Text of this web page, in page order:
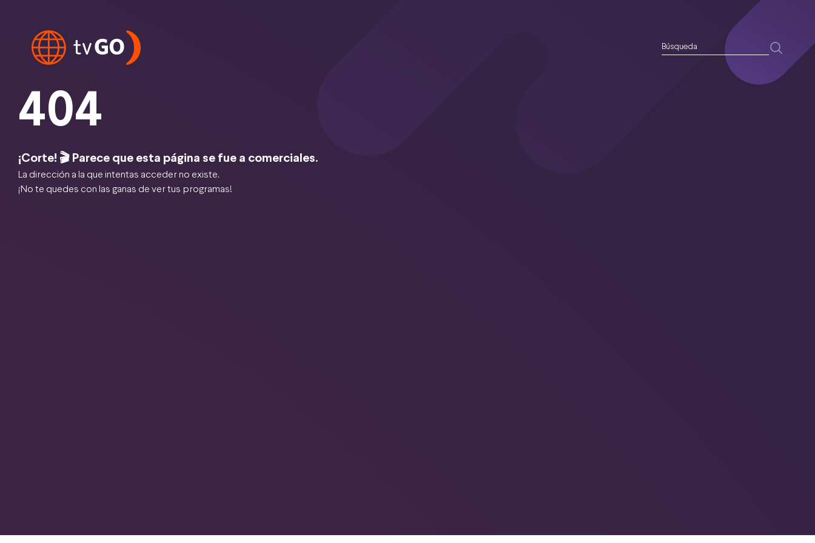
404
¡Corte! 🎬 Parece que esta página se fue a comerciales.
La dirección a la que intentas acceder no existe.
¡No te quedes con las ganas de ver tus programas!